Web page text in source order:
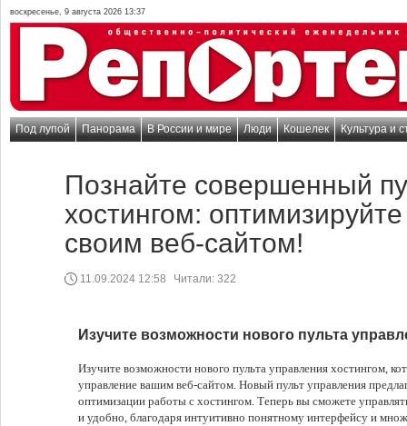
воскресенье, 9 августа 2026 13:37
Под лупой Панорама В России и мире Люди Кошелек Культура и
Познайте совершенный
хостингом:
своим веб-сайтом!
11.09.2024 12:58 Читали: 322
Изучите возможности нового пульта
Изучите возможности нового пульта управления хостингом,
управление вашим веб-сайтом. Новый пульт управления
оптимизации работы с хостингом. Теперь вы сможете
и удобно, благодаря интуитивно понятному интерфейсу и